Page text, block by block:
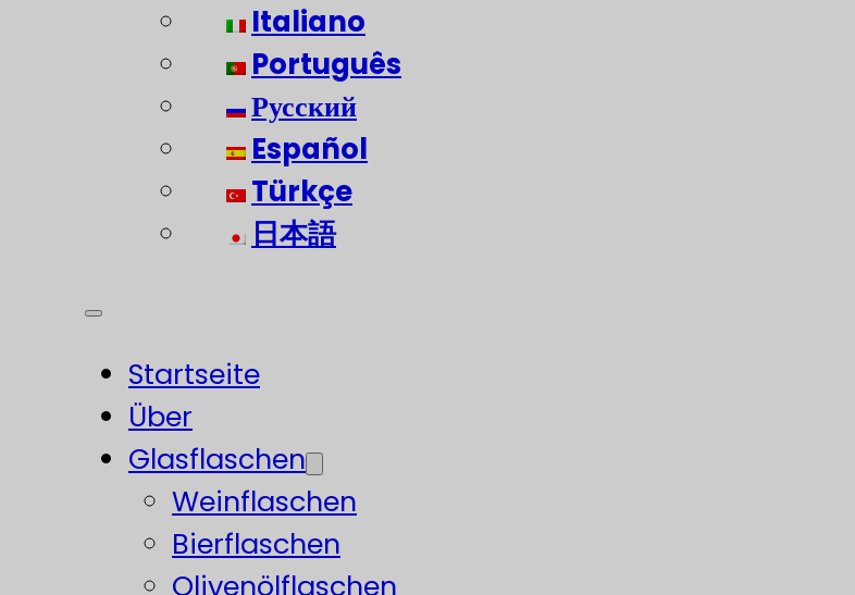
Italiano
Português
Русский
Español
Türkçe
日本語
Startseite
Über
Glasflaschen
Weinflaschen
Bierflaschen
Olivenölflaschen